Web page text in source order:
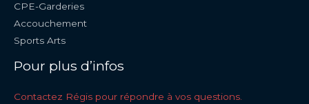
CPE-Garderies
Accouchement
Sports Arts
Pour plus d’infos
Contactez Régis pour répondre à vos questions.